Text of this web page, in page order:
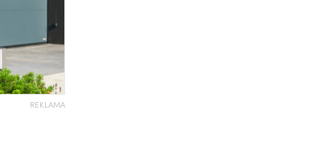
REKLAMA